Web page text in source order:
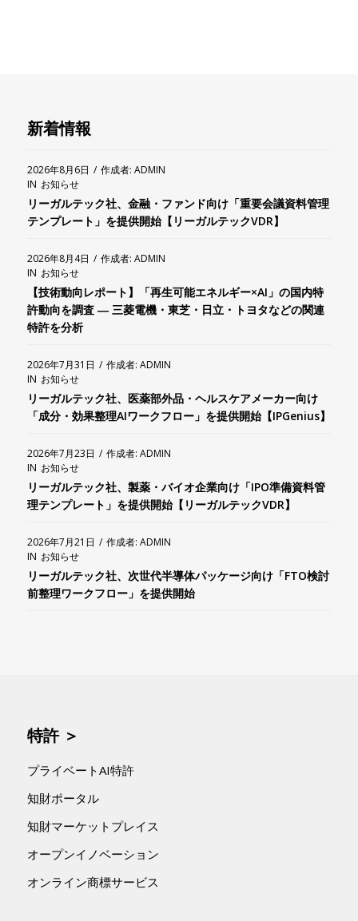
新着情報
2026年8月6日 / 作成者: ADMIN
IN お知らせ
リーガルテック社、金融・ファンド向け「重要会議資料管理
テンプレート」を提供開始【リーガルテックVDR】
2026年8月4日 / 作成者: ADMIN
IN お知らせ
【技術動向レポート】「再生可能エネルギー×AI」の国内特
許動向を調査 ― 三菱電機・東芝・日立・トヨタなどの関連
特許を分析
2026年7月31日 / 作成者: ADMIN
IN お知らせ
リーガルテック社、医薬部外品・ヘルスケアメーカー向け
「成分・効果整理AIワークフロー」を提供開始【IPGenius】
2026年7月23日 / 作成者: ADMIN
IN お知らせ
リーガルテック社、製薬・バイオ企業向け「IPO準備資料管
理テンプレート」を提供開始【リーガルテックVDR】
2026年7月21日 / 作成者: ADMIN
IN お知らせ
リーガルテック社、次世代半導体パッケージ向け「FTO検討
前整理ワークフロー」を提供開始
特許 ＞
プライベートAI特許
知財ポータル
知財マーケットプレイス
オープンイノベーション
オンライン商標サービス